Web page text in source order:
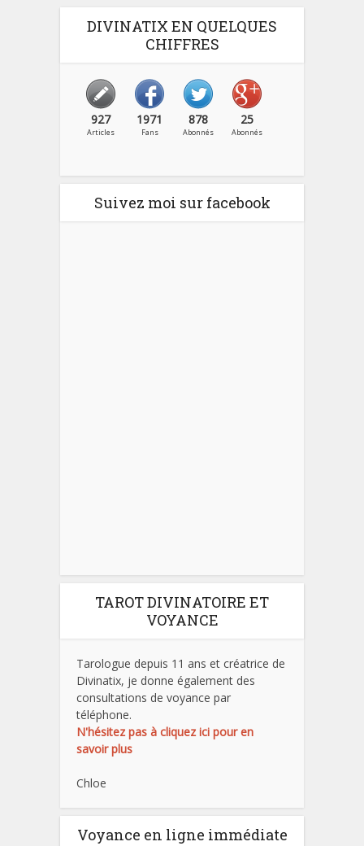
DIVINATIX EN QUELQUES
CHIFFRES
927
Articles
1971
Fans
878
Abonnés
25
Abonnés
Suivez moi sur facebook
TAROT DIVINATOIRE ET
VOYANCE
Tarologue depuis 11 ans et créatrice de
Divinatix, je donne également des
consultations de voyance par
téléphone.
N'hésitez pas à cliquez ici pour en
savoir plus
Chloe
Voyance en ligne immédiate